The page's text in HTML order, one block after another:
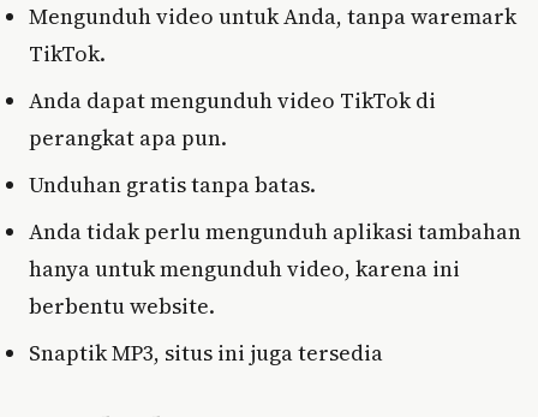
Mengunduh video untuk Anda, tanpa waremark
TikTok.
Anda dapat mengunduh video TikTok di
perangkat apa pun.
Unduhan gratis tanpa batas.
Anda tidak perlu mengunduh aplikasi tambahan
hanya untuk mengunduh video, karena ini
berbentu website.
Snaptik MP3, situs ini juga tersedia